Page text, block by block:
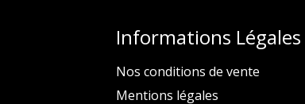
Informations Légales
Nos conditions de vente
Mentions légales